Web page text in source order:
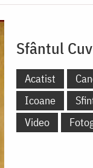
Sfântul
Acatist
Icoane
Video